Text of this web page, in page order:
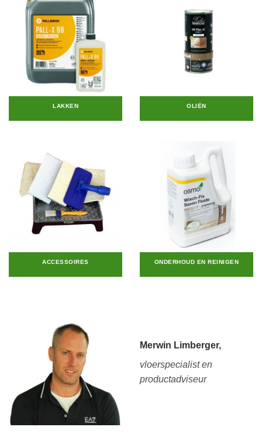
LAKKEN OLIËN
ACCESSOIRES ONDERHOUD EN REINIGEN
Merwin Limberger,
vloerspecialist en
productadviseur